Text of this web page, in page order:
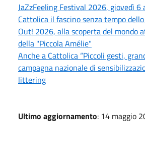
JaZzFeeling Festival 2026, giovedì 6
Cattolica il fascino senza tempo
Out! 2026, alla scoperta del mondo
della "Piccola Amélie"
Anche a Cattolica “Piccoli gesti,
campagna nazionale di
littering
Ultimo aggiornamento: 14 maggio